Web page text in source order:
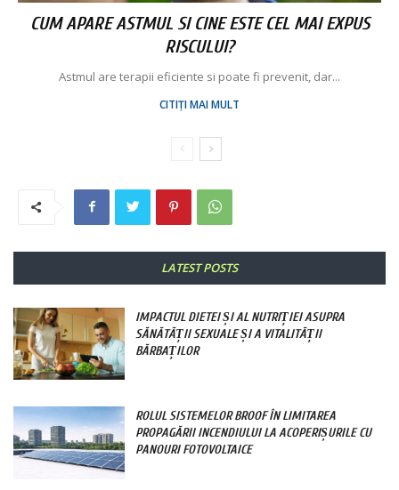
CUM APARE ASTMUL SI CINE ESTE CEL MAI EXPUS
RISCULUI?
Astmul are terapii eficiente si poate fi prevenit, dar...
CITIȚI MAI MULT
LATEST POSTS
IMPACTUL DIETEI ȘI AL NUTRIȚIEI ASUPRA
SĂNĂTĂȚII SEXUALE ȘI A VITALITĂȚII
BĂRBAȚILOR
ROLUL SISTEMELOR BROOF ÎN LIMITAREA
PROPAGĂRII INCENDIULUI LA ACOPERIȘURILE CU
PANOURI FOTOVOLTAICE